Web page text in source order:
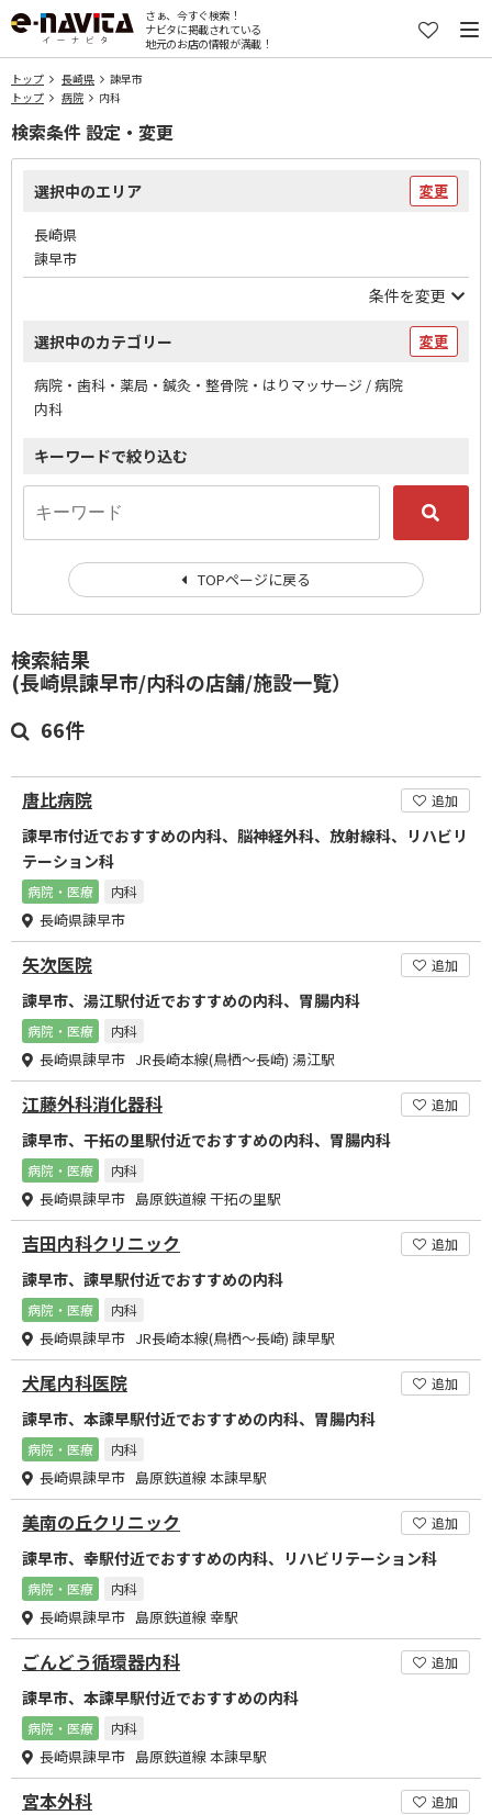
さぁ、今すぐ検索！
ナビタに掲載されている
地元のお店の情報が満載！
トップ 長崎県
諫早市
トップ
病院 内科
検索結果
(長崎県諫早市/内科の店舗/施設一覧）
66件
唐比病院 追加
諫早市付近でおすすめの内科、脳神経外科、放射線科、リハビリ
テーション科
病院・医療 内科
長崎県諫早市
矢次医院 追加
諫早市、湯江駅付近でおすすめの内科、胃腸内科
病院・医療 内科
長崎県諫早市 JR長崎本線(鳥栖～長崎) 湯江駅
江藤外科消化器科 追加
諫早市、干拓の里駅付近でおすすめの内科、胃腸内科
病院・医療 内科
長崎県諫早市 島原鉄道線 干拓の里駅
吉田内科クリニック 追加
諫早市、諫早駅付近でおすすめの内科
病院・医療 内科
長崎県諫早市 JR長崎本線(鳥栖～長崎) 諫早駅
犬尾内科医院 追加
諫早市、本諫早駅付近でおすすめの内科、胃腸内科
病院・医療 内科
長崎県諫早市 島原鉄道線 本諫早駅
美南の丘クリニック 追加
諫早市、幸駅付近でおすすめの内科、リハビリテーション科
病院・医療 内科
長崎県諫早市 島原鉄道線 幸駅
ごんどう循環器内科 追加
諫早市、本諫早駅付近でおすすめの内科
病院・医療 内科
長崎県諫早市 島原鉄道線 本諫早駅
宮本外科 追加
検索条件 設定・変更
選択中のエリア 変更
長崎県
諫早市
条件を変更
選択中のカテゴリー 変更
病院・歯科・薬局・鍼灸・整骨院・はりマッサージ / 病院
内科
キーワードで絞り込む
TOPページに戻る